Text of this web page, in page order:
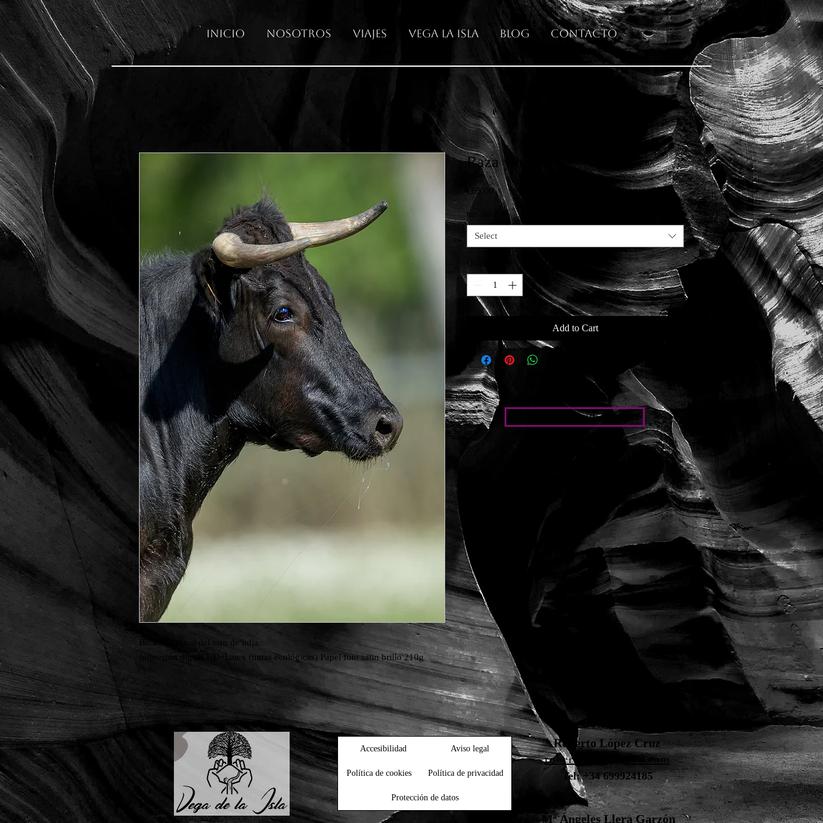
Inicio Nosotros Viajes Vega La Isla Blog Contacto
Belleza natural del toro de lidia.
Impresión digital HD+Latex (tintas ecológicas) Papel foto satin brillo 210g
Raza y bravura
€65.00Price
tamaño
Select
Add to Cart
Condiciones particulares
Contacto
Accesibilidad Aviso legal
Política de cookies Política de privacidad
Protección de datos
Roberto López Cruz
robertolc66@gmail.com
Tel: +34 699924185
Mª Ángeles Llera Garzón